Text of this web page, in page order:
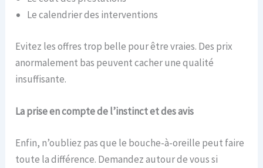
Le calendrier des interventions
Evitez les offres trop belle pour être vraies. Des prix
anormalement bas peuvent cacher une qualité
insuffisante.
La prise en compte de l’instinct et des avis
Enfin, n’oubliez pas que le bouche-à-oreille peut faire
toute la différence. Demandez autour de vous si